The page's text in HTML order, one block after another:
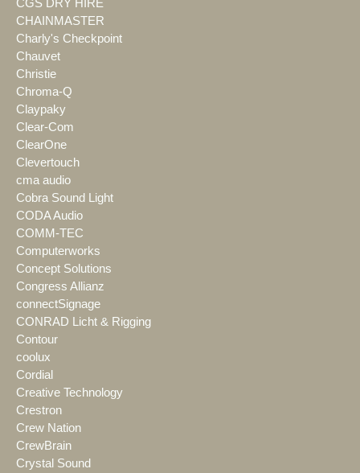
CGS DRY HIRE
CHAINMASTER
Charly's Checkpoint
Chauvet
Christie
Chroma-Q
Claypaky
Clear-Com
ClearOne
Clevertouch
cma audio
Cobra Sound Light
CODA Audio
COMM-TEC
Computerworks
Concept Solutions
Congress Allianz
connectSignage
CONRAD Licht & Rigging
Contour
coolux
Cordial
Creative Technology
Crestron
Crew Nation
CrewBrain
Crystal Sound